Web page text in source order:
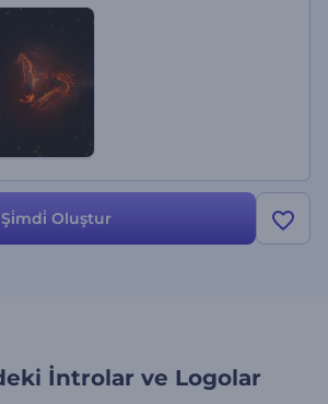
Şi̇mdi̇ Oluştur
İntrolar ve Logolar